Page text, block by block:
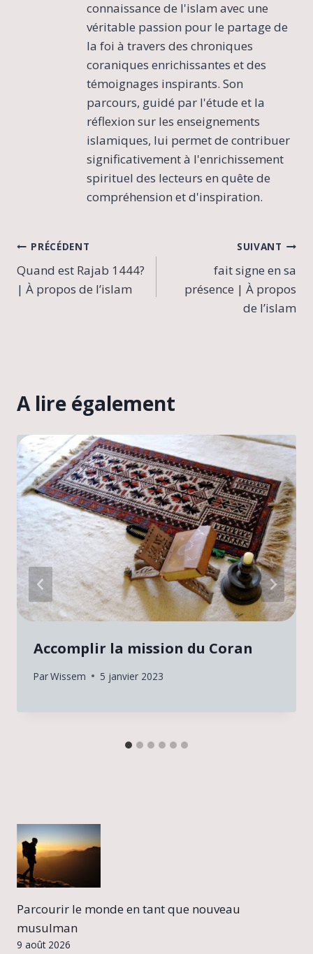
connaissance de l'islam avec une
véritable passion pour le partage de
la foi à travers des chroniques
coraniques enrichissantes et des
témoignages inspirants. Son
parcours, guidé par l'étude et la
réflexion sur les enseignements
islamiques, lui permet de contribuer
significativement à l'enrichissement
spirituel des lecteurs en quête de
compréhension et d'inspiration.
Navigation
de
PRÉCÉDENT
Quand est Rajab 1444?
| À propos de l’islam
SUIVANT
fait signe en sa
présence | À propos
de l’islam
A lire également
Accomplir la mission du Coran
ParWissem 5 janvier 2023
Parcourir le monde en tant que nouveau
musulman
9 août 2026